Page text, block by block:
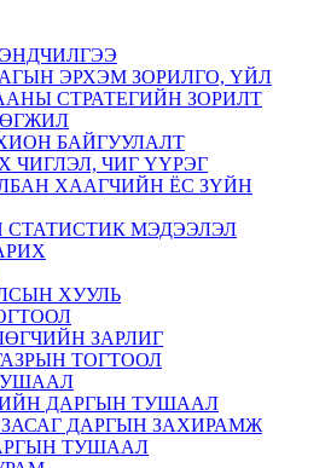
ЭРХЭМ ЗОРИЛГО, ҮЙЛ
СТРАТЕГИЙН ЗОРИЛТ
БАЙГУУЛАЛТ
ЧИГЛЭЛ, ЧИГ ҮҮРЭГ
ХААГЧИЙН ЁС ЗҮЙН
СТАТИСТИК МЭДЭЭЛЭЛ
ХУУЛЬ
ЗАРЛИГ
ТОГТООЛ
ДАРГЫН ТУШААЛ
ДАРГЫН ЗАХИРАМЖ
ТУШААЛ